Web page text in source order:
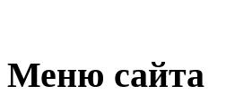
Меню сайта